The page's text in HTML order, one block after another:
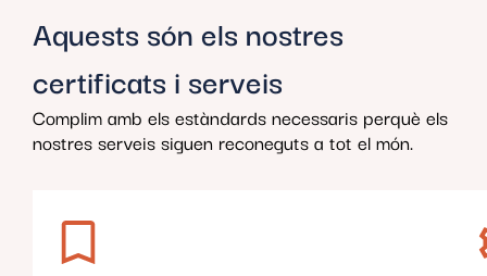
Aquests són els nostres
certificats i serveis
Complim amb els estàndards necessaris perquè els
nostres serveis siguen reconeguts a tot el món.